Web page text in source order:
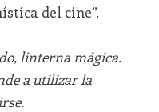
del cine”.
linterna mágica.
a utilizar la